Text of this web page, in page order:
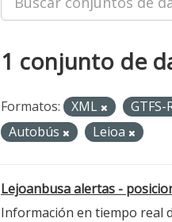
1 conjunto de
Formatos: XML GTFS-
Autobús
Leioa
Lejoanbusa alertas -
Información en tiempo real